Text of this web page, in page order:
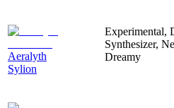
Aeralyth
Sylion
Experimental,
Synthesizer,
Dreamy